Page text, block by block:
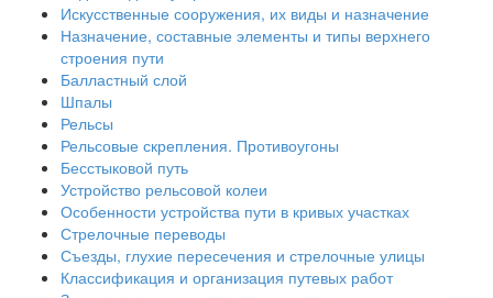
Искусственные сооружения, их виды и назначение
Назначение, составные элементы и типы верхнего
строения пути
Балластный слой
Шпалы
Рельсы
Рельсовые скрепления. Противоугоны
Бесстыковой путь
Устройство рельсовой колеи
Особенности устройства пути в кривых участках
Стрелочные переводы
Съезды, глухие пересечения и стрелочные улицы
Классификация и организация путевых работ